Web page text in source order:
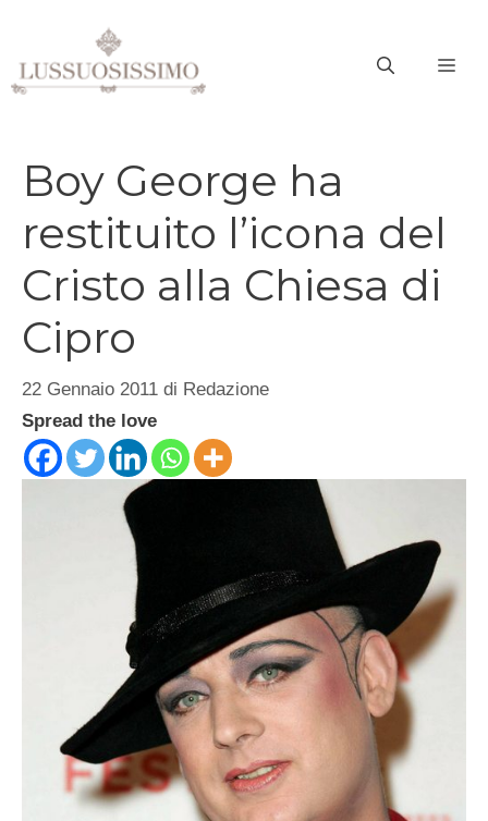
contenuto
Boy George ha
restituito l’icona del
Cristo alla Chiesa di
Cipro
22 Gennaio 2011 di Redazione
Spread the love